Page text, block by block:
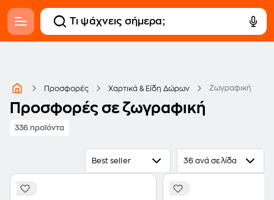
Προσφορές Χαρτικά & Είδη Δώρων Ζωγραφική
Προσφορές σε ζωγραφική
336 προϊόντα
Best seller 36 ανά σελίδα